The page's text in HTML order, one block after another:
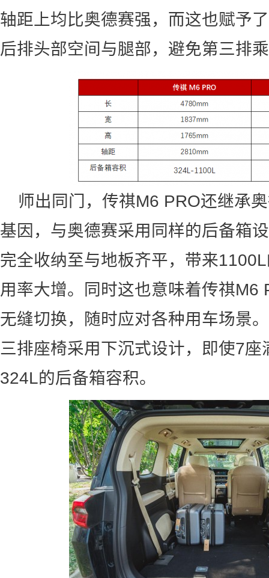
轴距上均比奥德赛强，而这也赋予
后排头部空间与腿部，避免第三排
师出同门，传祺M6 PRO还继承
基因，与奥德赛采用同样的后备箱
完全收纳至与地板齐平，带来
用率大增。同时这也意味着传祺M6
无缝切换，随时应对各种用车场景
三排座椅采用下沉式设计，即使7
324L的后备箱容积。